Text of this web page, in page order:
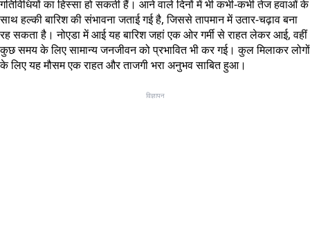
गतिविधियों का हिस्सा हो सकती हैं। आने वाले दिनों में भी कभी-कभी तेज हवाओं के
साथ हल्की बारिश की संभावना जताई गई है, जिससे तापमान में उतार-चढ़ाव बना
रह सकता है। नोएडा में आई यह बारिश जहां एक ओर गर्मी से राहत लेकर आई, वहीं
कुछ समय के लिए सामान्य जनजीवन को प्रभावित भी कर गई। कुल मिलाकर लोगों
के लिए यह मौसम एक राहत और ताजगी भरा अनुभव साबित हुआ।
विज्ञापन